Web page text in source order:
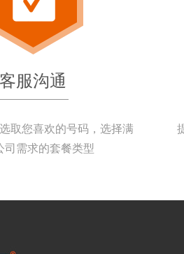
客服沟通
取您喜欢的号码，选择满
司需求的套餐类型